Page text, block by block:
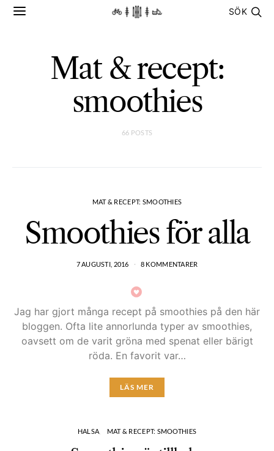
SÖK
Mat & recept:
smoothies
66 POSTS
MAT & RECEPT: SMOOTHIES
Smoothies för alla
7 AUGUSTI, 2016 8 KOMMENTARER
Jag har gjort många recept på smoothies på den här
bloggen. Ofta lite annorlunda typer av smoothies,
oavsett om de varit gröna med spenat eller bärigt
röda. En favorit var…
LÄS MER
HALSA MAT & RECEPT: SMOOTHIES